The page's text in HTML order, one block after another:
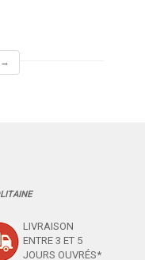
→
LIVRAISON
ENTRE 3 ET 5
JOURS OUVRÉS*